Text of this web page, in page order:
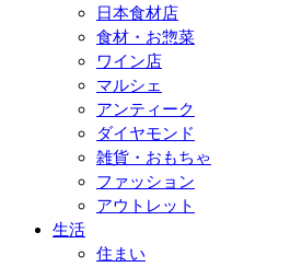
日本食材店
食材・お惣菜
ワイン店
マルシェ
アンティーク
ダイヤモンド
雑貨・おもちゃ
ファッション
アウトレット
生活
住まい